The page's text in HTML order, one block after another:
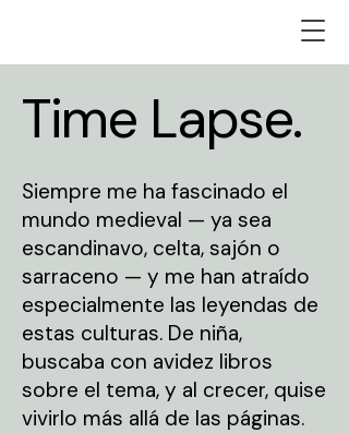
Time Lapse.
Siempre me ha fascinado el
mundo medieval — ya sea
escandinavo, celta, sajón o
sarraceno — y me han atraído
especialmente las leyendas de
estas culturas. De niña,
buscaba con avidez libros
sobre el tema, y al crecer, quise
vivirlo más allá de las páginas.